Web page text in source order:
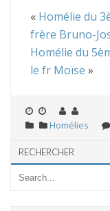
« Homélie du
frère Bruno-
Homélie du
le fr Moïse »
Homélies
RECHERCHER